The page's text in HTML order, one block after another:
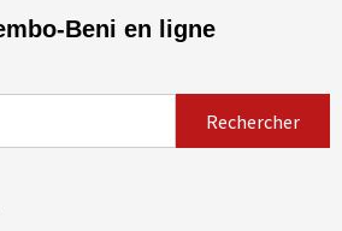
Beni en ligne